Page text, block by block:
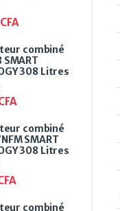
CFA
combiné
308 Litres
combiné
SMART
308 Litres
combiné